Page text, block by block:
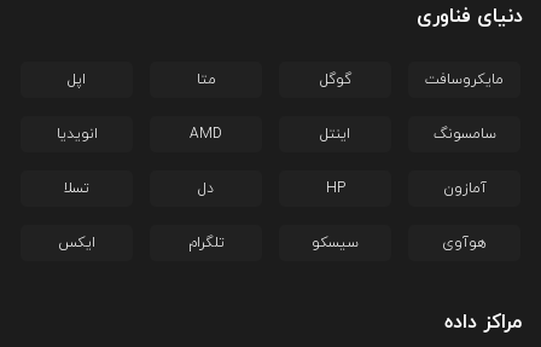
دنیای فناوری
مایکروسافت گوگل متا اپل
سامسونگ اینتل AMD انویدیا
آمازون HP دل تسلا
هوآوی سیسکو تلگرام ایکس
مراکز داده